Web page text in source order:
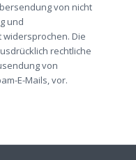
von nicht
und
Die
rechtliche
von
E-Mails, vor.